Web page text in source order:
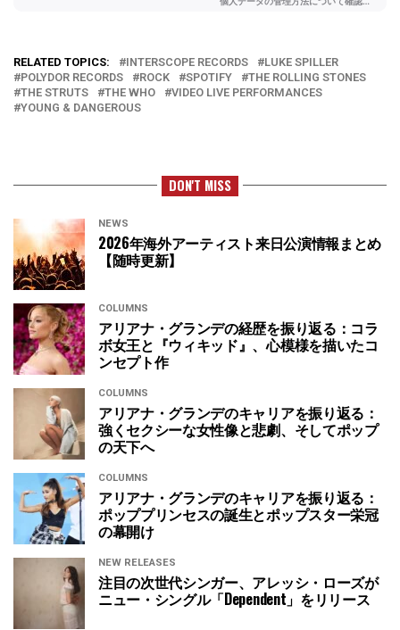
RELATED TOPICS: INTERSCOPE RECORDS
LUKE SPILLER
POLYDOR RECORDS
ROCK SPOTIFY
THE ROLLING STONES
THE STRUTS
THE WHO
VIDEO LIVE PERFORMANCES
YOUNG & DANGEROUS
DON'T MISS
NEWS
2026年海外アーティスト来日公演情報まとめ
【随時更新】
COLUMNS
アリアナ・グランデの経歴を振り返る：コラ
ボ女王と『ウィキッド』、心模様を描いたコ
ンセプト作
COLUMNS
アリアナ・グランデのキャリアを振り返る：
強くセクシーな女性像と悲劇、そしてポップ
の天下へ
COLUMNS
アリアナ・グランデのキャリアを振り返る：
ポッププリンセスの誕生とポップスター栄冠
の幕開け
NEW RELEASES
注目の次世代シンガー、アレッシ・ローズが
ニュー・シングル「Dependent」をリリース